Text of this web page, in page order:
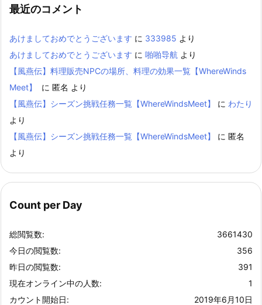
最近のコメント
あけましておめでとうございます に 333985 より
あけましておめでとうございます に 啪啪导航 より
【風燕伝】料理販売NPCの場所、料理の効果一覧【WhereWinds
Meet】
に 匿名 より
【風燕伝】シーズン挑戦任務一覧【WhereWindsMeet】
に わたり
より
【風燕伝】シーズン挑戦任務一覧【WhereWindsMeet】
に 匿名
より
Count per Day
3661430
総閲覧数:
356
今日の閲覧数:
391
昨日の閲覧数:
1
現在オンライン中の人数:
2019年6月10日
カウント開始日: